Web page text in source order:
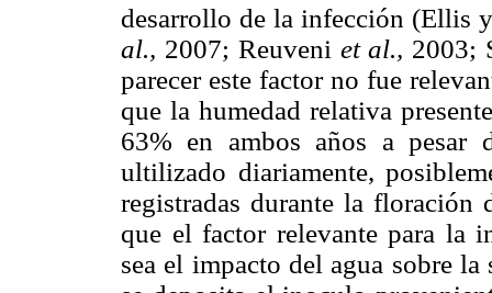
desarrollo de la infección (Ellis
al., 2007; Reuveni et al., 2003;
parecer este factor no fue
que la humedad relativa
63% en ambos años a pesar
ultilizado diariamente,
registradas durante la floración
que el factor relevante para la
sea el impacto del agua sobre